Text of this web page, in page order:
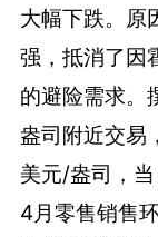
大幅下跌。原
强，抵消了因
的避险需求。
盎司附近交易
美元/盎司，当
4月零售销售